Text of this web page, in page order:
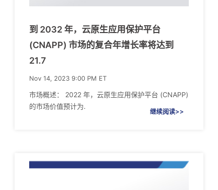
到 2032 年，云原生应用保护平台
(CNAPP) 市场的复合年增长率将达到
21.7
Nov 14, 2023 9:00 PM ET
市场概述： 2022 年，云原生应用保护平台 (CNAPP)
的市场价值预计为.
继续阅读>>